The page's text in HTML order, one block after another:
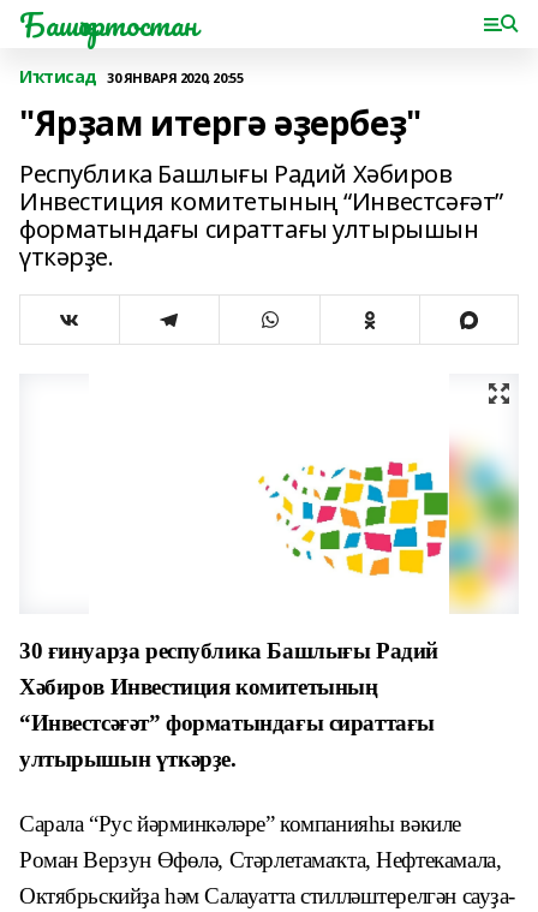
Башҡортостан
Иҡтисад 30 ЯНВАРЯ 2020, 20:55
"Ярҙам итергә әҙербеҙ"
Республика Башлығы Радий Хәбиров
Инвестиция комитетының “Инвестсәғәт”
форматындағы сираттағы ултырышын
үткәрҙе.
30 ғинуарҙа республика Башлығы Радий
Хәбиров Инвестиция комитетының
“Инвестсәғәт” форматындағы сираттағы
ултырышын үткәрҙе.
Сарала “Рус йәрминкәләре” компанияһы вәкиле
Роман Верзун Өфөлә, Стәрлетамаҡта, Нефтекамала,
Октябрьскийҙа һәм Салауатта стилләштерелгән сауҙа-